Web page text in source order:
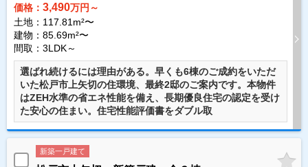
価格： 3,490万円～
土地：117.81m²〜
建物：85.69m²〜
間取：3LDK～
選ばれ続けるには理由がある。早くも6棟のご成約をいただ
いた松戸市上矢切の住環境、最終2邸のご案内です。本物件
はZEH水準の省エネ性能を備え、長期優良住宅の認定を受け
た安心の住まい。住宅性能評価書をダブル取
新築一戸建て